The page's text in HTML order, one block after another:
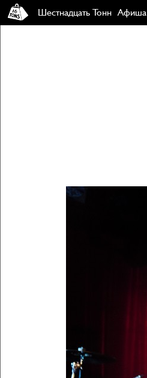
Шестнадцать Тонн Афиша